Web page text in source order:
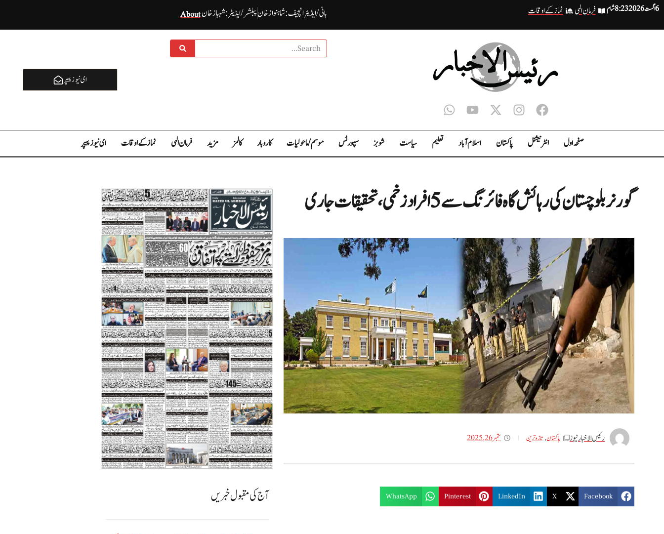
6 اگست 2026 8:23 شام فرمان الہی نماز کے اوقات بانی / ایڈیٹرانچیف : شاہنواز خانپبلشر/ ایڈیٹر : شہباز خانAbout
ای نيوز پیپر
صفحہ اول انٹر نیشنل پاکستان اسلام آباد تعلیم سیاست شوبز سپورٹس موسم / ما حولیات کاروبار کالمز مزید فرمان الہی نماز کے اوقات ای نيوز پیپر
گورنر بلوچستان کی رہائش گاہ فائرنگ سے 5 افراد زخمی، تحقیقات جاری
رئیس الاخبار نیوز پاکستان,تازه ترین ستمبر 26, 2025
Facebook
X
LinkedIn
Pinterest
WhatsApp آج کی مقبول خبریں